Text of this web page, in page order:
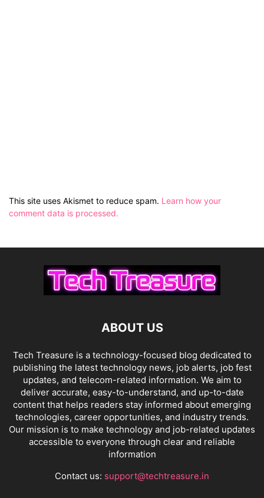
This site uses Akismet to reduce spam. Learn how your
comment data is processed.
ABOUT US
Tech Treasure is a technology-focused blog dedicated to
publishing the latest technology news, job alerts, job fest
updates, and telecom-related information. We aim to
deliver accurate, easy-to-understand, and up-to-date
content that helps readers stay informed about emerging
technologies, career opportunities, and industry trends.
Our mission is to make technology and job-related updates
accessible to everyone through clear and reliable
information
Contact us: support@techtreasure.in